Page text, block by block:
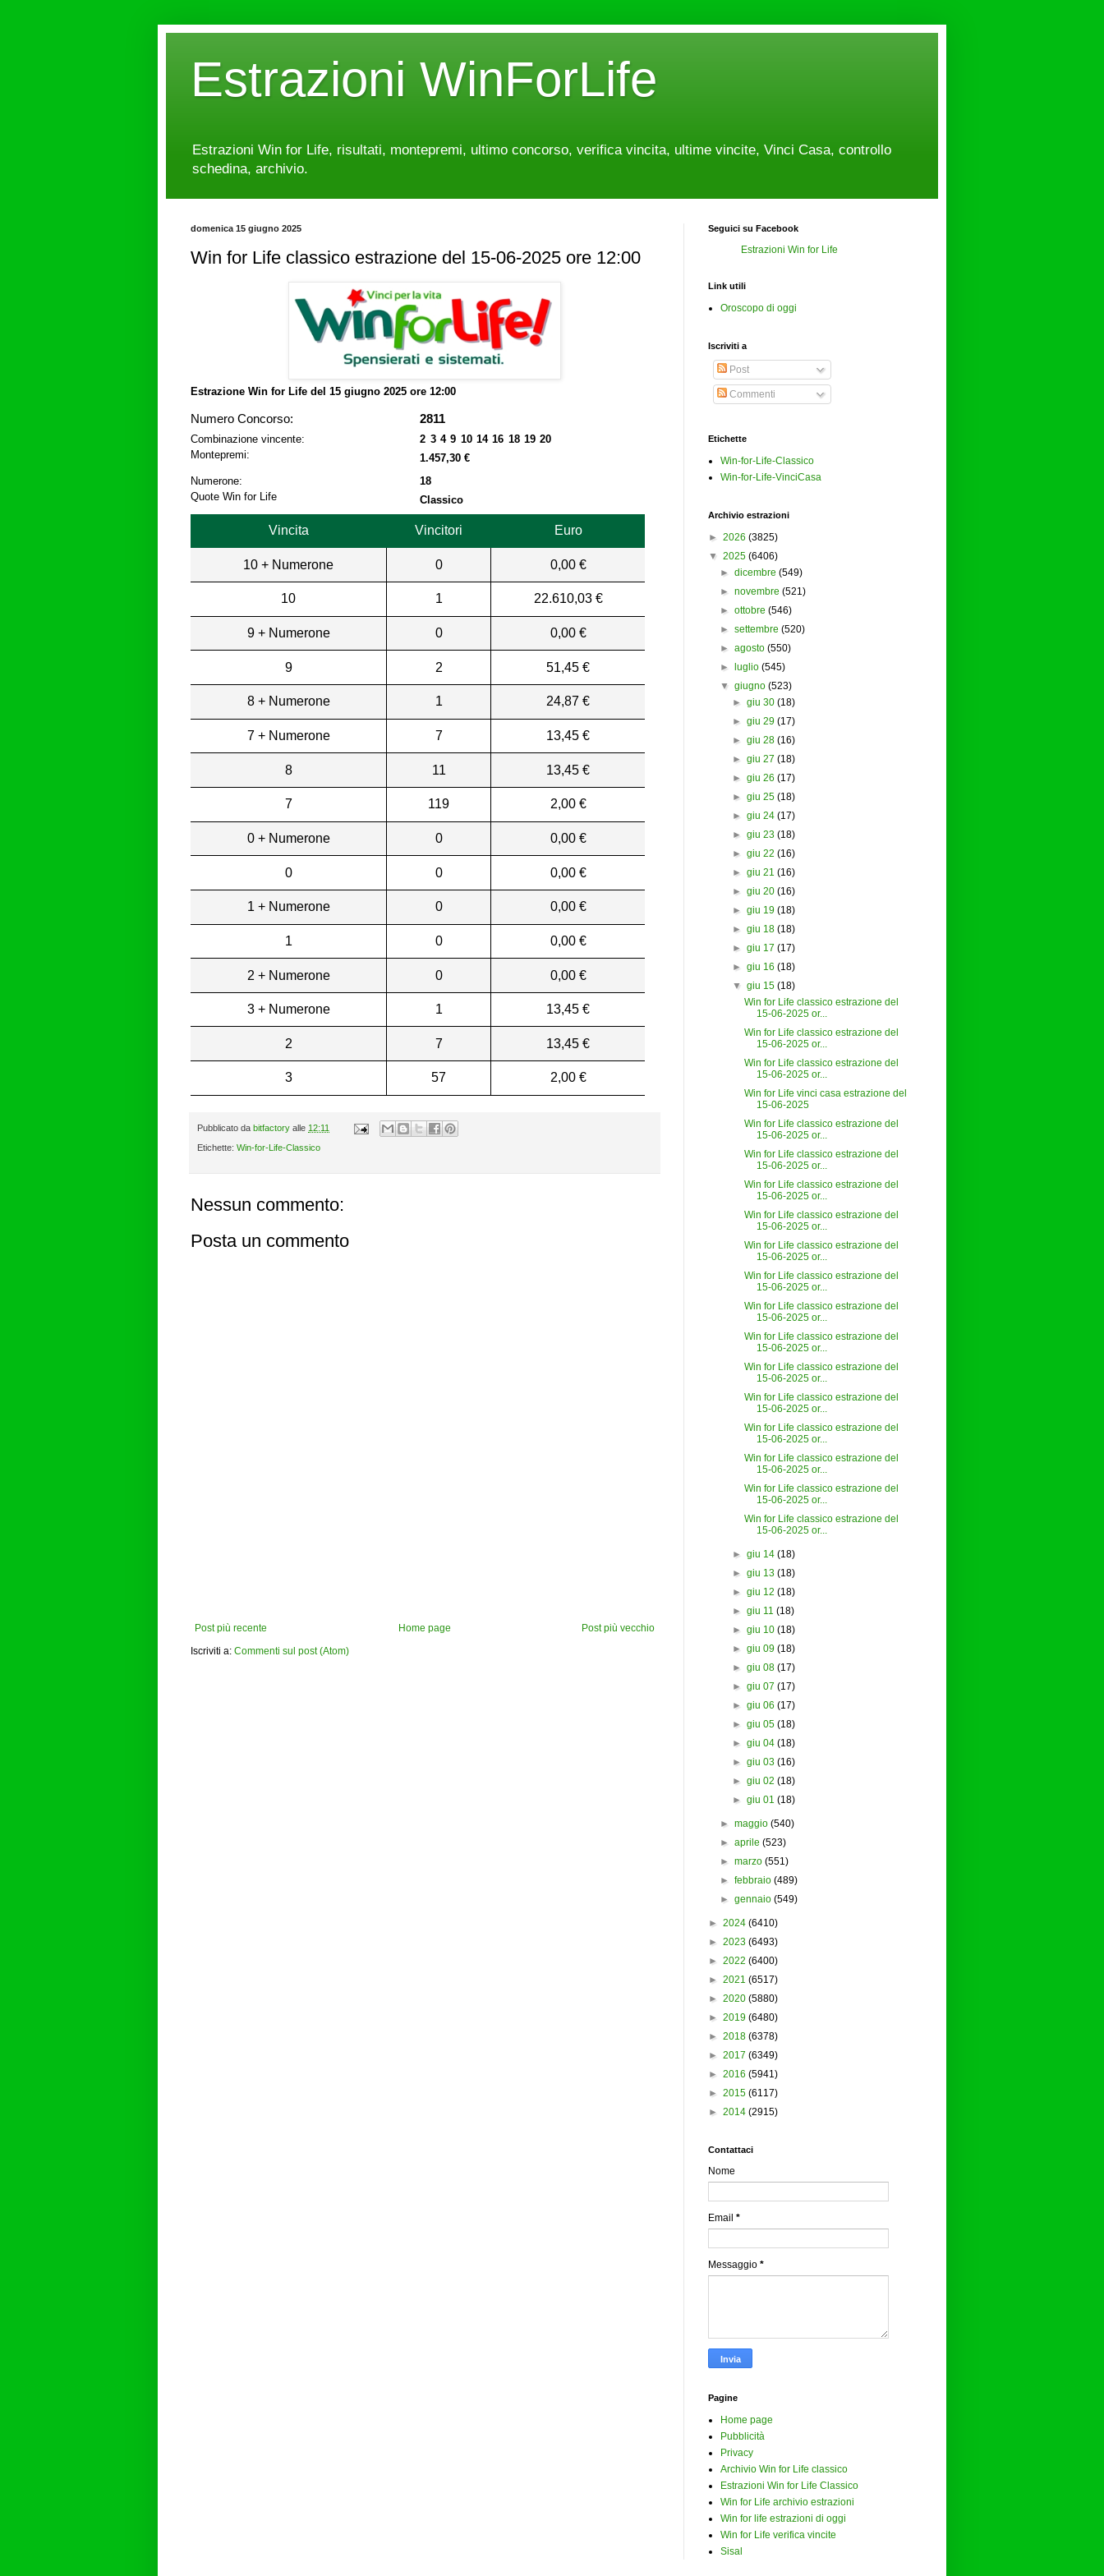
Estrazioni WinForLife
Estrazioni Win for Life, risultati, montepremi, ultimo concorso, verifica vincita, ultime vincite, Vinci Casa, controllo
schedina, archivio.
domenica 15 giugno 2025
Win for Life classico estrazione del 15-06-2025 ore 12:00
Estrazione Win for Life del 15 giugno 2025 ore 12:00
Numero Concorso: 2811
Combinazione vincente:
2 3 4 9 10 14 16 18 19 20
Montepremi:
1.457,30 €
Numerone:
18
Quote Win for Life
Classico
Vincita Vincitori Euro
10 + Numerone 0 0,00 €
10 1 22.610,03 €
9 + Numerone 0 0,00 €
9 2 51,45 €
8 + Numerone 1 24,87 €
7 + Numerone 7 13,45 €
8 11 13,45 €
7 119 2,00 €
0 + Numerone 0 0,00 €
0 0 0,00 €
1 + Numerone 0 0,00 €
1 0 0,00 €
2 + Numerone 0 0,00 €
3 + Numerone 1 13,45 €
2 7 13,45 €
3 57 2,00 €
Pubblicato da bitfactory alle 12:11
Etichette: Win-for-Life-Classico
Nessun commento:
Posta un commento
Post più recente Post più vecchio
Home page
Iscriviti a: Commenti sul post (Atom)
Seguici su Facebook
Estrazioni Win for Life
Link utili
Oroscopo di oggi
Iscriviti a
Post
Commenti
Etichette
Win-for-Life-Classico
Win-for-Life-VinciCasa
Archivio estrazioni
► 2026 (3825)
▼ 2025 (6406)
►dicembre (549)
►novembre (521)
►ottobre (546)
►settembre (520)
►agosto (550)
►
luglio (545)
▼ giugno (523)
► giu 30 (18)
► giu 29 (17)
► giu 28 (16)
► giu 27 (18)
► giu 26 (17)
► giu 25 (18)
► giu 24 (17)
► giu 23 (18)
► giu 22 (16)
► giu 21 (16)
► giu 20 (16)
► giu 19 (18)
► giu 18 (18)
► giu 17 (17)
► giu 16 (18)
▼ giu 15 (18)
Win for Life classico estrazione del
15-06-2025 or...
Win for Life classico estrazione del
15-06-2025 or...
Win for Life classico estrazione del
15-06-2025 or...
Win for Life vinci casa estrazione del
15-06-2025
Win for Life classico estrazione del
15-06-2025 or...
Win for Life classico estrazione del
15-06-2025 or...
Win for Life classico estrazione del
15-06-2025 or...
Win for Life classico estrazione del
15-06-2025 or...
Win for Life classico estrazione del
15-06-2025 or...
Win for Life classico estrazione del
15-06-2025 or...
Win for Life classico estrazione del
15-06-2025 or...
Win for Life classico estrazione del
15-06-2025 or...
Win for Life classico estrazione del
15-06-2025 or...
Win for Life classico estrazione del
15-06-2025 or...
Win for Life classico estrazione del
15-06-2025 or...
Win for Life classico estrazione del
15-06-2025 or...
Win for Life classico estrazione del
15-06-2025 or...
Win for Life classico estrazione del
15-06-2025 or...
► giu 14 (18)
► giu 13 (18)
► giu 12 (18)
► giu 11 (18)
► giu 10 (18)
► giu 09 (18)
► giu 08 (17)
► giu 07 (17)
► giu 06 (17)
► giu 05 (18)
► giu 04 (18)
► giu 03 (16)
► giu 02 (18)
► giu 01 (18)
►maggio (540)
►aprile (523)
►marzo (551)
►febbraio (489)
►gennaio (549)
► 2024 (6410)
► 2023 (6493)
► 2022 (6400)
► 2021 (6517)
► 2020 (5880)
► 2019 (6480)
► 2018 (6378)
► 2017 (6349)
► 2016 (5941)
► 2015 (6117)
► 2014 (2915)
Contattaci
Nome
Email *
Messaggio *
Pagine
Home page
Pubblicità
Privacy
Archivio Win for Life classico
Estrazioni Win for Life Classico
Win for Life archivio estrazioni
Win for life estrazioni di oggi
Win for Life verifica vincite
Sisal